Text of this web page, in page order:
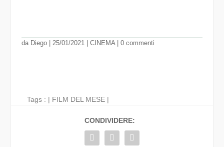
da Diego| 25/01/2021 | CINEMA| 0 commenti
Tags : | FILM DEL MESE |
CONDIVIDERE: